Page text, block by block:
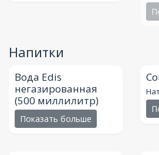
Напитки
Вода Edis
негазированная
(500 миллилитр)
Показать больше